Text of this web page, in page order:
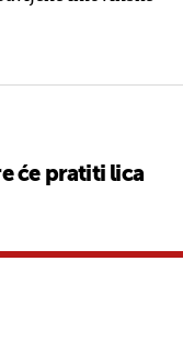
će pratiti lica